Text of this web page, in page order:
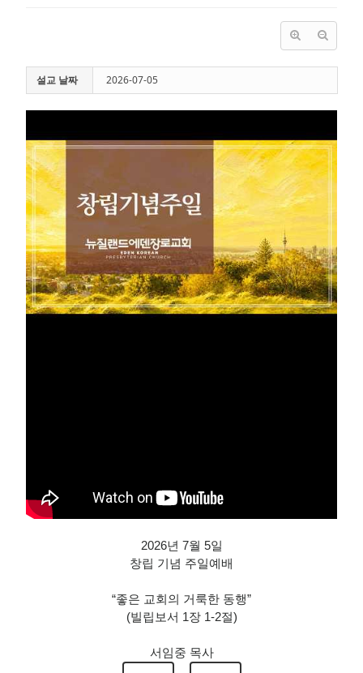
설교 날짜 2026-07-05
2026년 7월 5일
창립 기념 주일예배
“좋은 교회의 거룩한 동행”
(빌립보서 1장 1-2절)
서임중 목사